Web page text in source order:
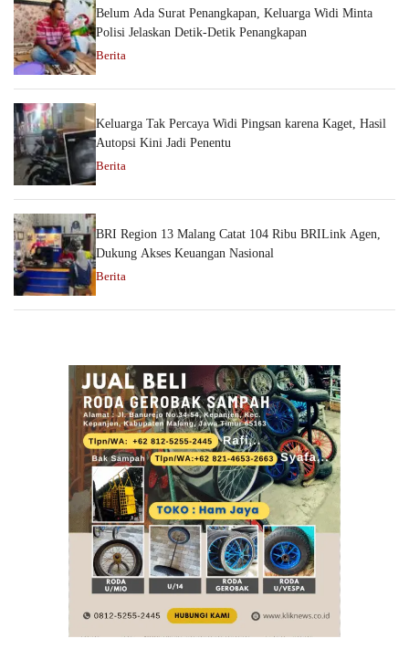
Belum Ada Surat Penangkapan, Keluarga Widi Minta
Polisi Jelaskan Detik-Detik Penangkapan
Berita
Keluarga Tak Percaya Widi Pingsan karena Kaget, Hasil
Autopsi Kini Jadi Penentu
Berita
BRI Region 13 Malang Catat 104 Ribu BRILink Agen,
Dukung Akses Keuangan Nasional
Berita